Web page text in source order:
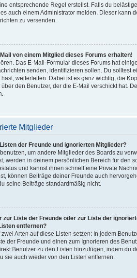
entsprechende Regel erstellst. Falls du
auch einem Administrator melden. Dieser kann
zu versenden.
von einem Mitglied dieses Forums erhalten!
Das E-Mail-Formular dieses Forums hat
senden, identifizieren sollen. Du solltest
weiterleiten. Dabei ist es ganz wichtig, die
den Benutzer, der die E-Mail verschickt hat.
Mitglieder
der Freunde und ignorierten Mitglieder?
um andere Mitglieder des Boards zu
werden in deinem persönlichen Bereich für den
und kannst ihnen schnell eine Private
können Beiträge deiner Freunde auch
seine Beiträge standardmäßig nicht.
zur Liste der Freunde oder zur Liste der
entfernen?
Arten auf diese Listen setzen: In jedem
der Freunde und einen zum Ignorieren des
Benutzer zu den Listen hinzufügen, indem du
sie auch wieder von den Listen entfernen.